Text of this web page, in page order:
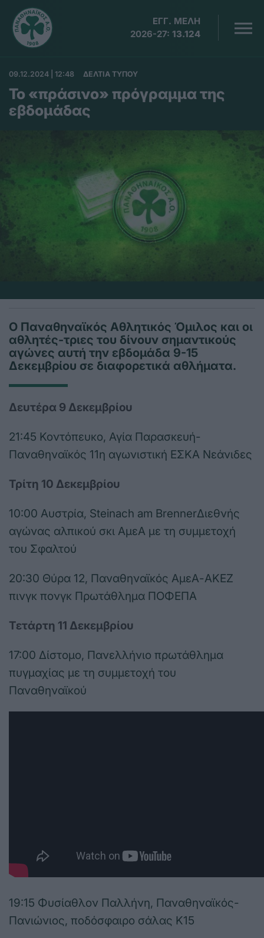
ΕΓΓ. ΜΕΛΗ
2026-27: 13.124
09.12.2024 | 12:48 ΔΕΛΤΙΑ ΤΥΠΟΥ
Το «πράσινο» πρόγραμμα της
εβδομάδας
Ο Παναθηναϊκός Αθλητικός Όμιλος και οι
αθλητές-τριες του δίνουν σημαντικούς
αγώνες αυτή την εβδομάδα 9-15
Δεκεμβρίου σε διαφορετικά αθλήματα.
Δευτέρα 9 Δεκεμβρίου
21:45 Κοντόπευκο, Αγία Παρασκευή-
Παναθηναϊκός 11η αγωνιστική ΕΣΚΑ Νεάνιδες
Τρίτη 10 Δεκεμβρίου
10:00 Αυστρία, Steinach am BrennerΔιεθνής
αγώνας αλπικού σκι ΑμεΑ με τη συμμετοχή
του Σφαλτού
20:30 Θύρα 12, Παναθηναϊκός ΑμεΑ-ΑΚΕΖ
πινγκ πονγκ Πρωτάθλημα ΠΟΦΕΠΑ
Τετάρτη 11 Δεκεμβρίου
17:00 Δίστομο, Πανελλήνιο πρωτάθλημα
πυγμαχίας με τη συμμετοχή του
Παναθηναϊκού
19:15 Φυσίαθλον Παλλήνη, Παναθηναϊκός-
Πανιώνιος, ποδόσφαιρο σάλας Κ15